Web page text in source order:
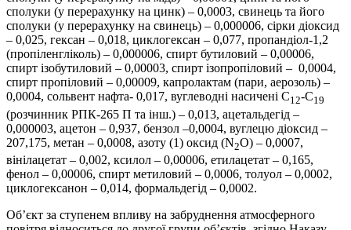
сполуки (у перерахунку на цинк) – 0,0003, свинець та його
сполуки (у перерахунку на свинець) – 0,000006, сірки діоксид
– 0,025, гексан – 0,018, циклогексан – 0,077, пропандіол-1,2
(пропіленгліколь) – 0,000006, спирт бутиловий – 0,00006,
спирт ізобутиловий – 0,00003, спирт ізопропіловий – 0,0004,
спирт пропіловий – 0,00009, капролактам (пари, аерозоль) –
0,0004, сольвент нафта- 0,017, вуглеводні насичені С12-С19
(розчинник РПК-265 П та інш.) – 0,013, ацетальдегід –
0,000003, ацетон – 0,937, бензол –0,0004, вуглецю діоксид –
207,175, метан – 0,0008, азоту (1) оксид (N2O) – 0,0007,
вінілацетат – 0,002, ксилол – 0,00006, етилацетат – 0,165,
фенол – 0,00006, спирт метиловий – 0,0006, толуол – 0,0002,
циклогексанон – 0,014, формальдегід – 0,0002.
Об’єкт за ступенем впливу на забруднення атмосферного